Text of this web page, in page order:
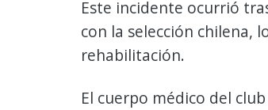
Este incidente ocurrió
con la selección chilena,
rehabilitación.
El cuerpo médico del